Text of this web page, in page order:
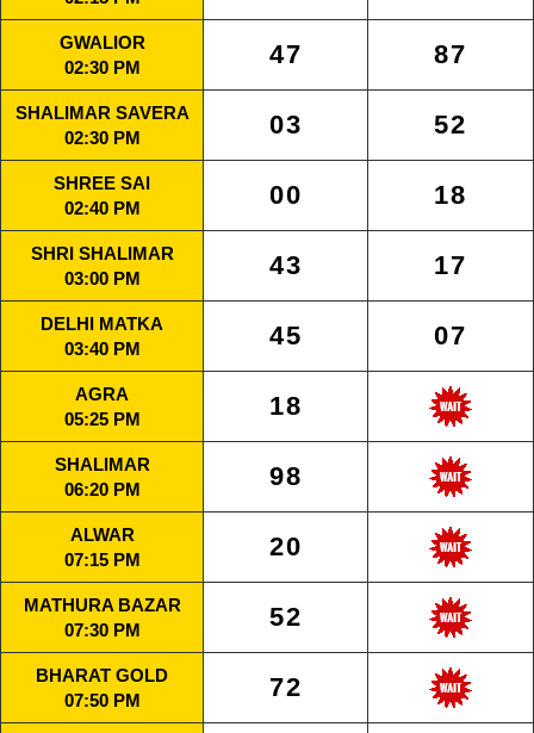
GWALIOR
02:30 PM
47 87
SHALIMAR SAVERA
02:30 PM
03 52
SHREE SAI
02:40 PM
00 18
SHRI SHALIMAR
03:00 PM
43 17
DELHI MATKA
03:40 PM
45 07
AGRA
05:25 PM
18
SHALIMAR
06:20 PM
98
ALWAR
07:15 PM
20
MATHURA BAZAR
07:30 PM
52
BHARAT GOLD
07:50 PM
72